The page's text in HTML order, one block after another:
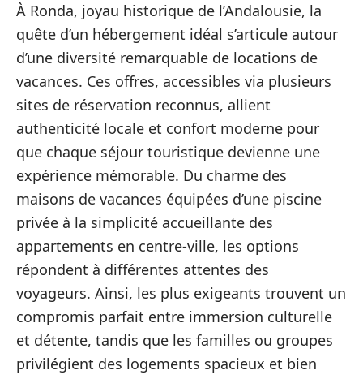
À Ronda, joyau historique de l’Andalousie, la
quête d’un hébergement idéal s’articule autour
d’une diversité remarquable de locations de
vacances. Ces offres, accessibles via plusieurs
sites de réservation reconnus, allient
authenticité locale et confort moderne pour
que chaque séjour touristique devienne une
expérience mémorable. Du charme des
maisons de vacances équipées d’une piscine
privée à la simplicité accueillante des
appartements en centre-ville, les options
répondent à différentes attentes des
voyageurs. Ainsi, les plus exigeants trouvent un
compromis parfait entre immersion culturelle
et détente, tandis que les familles ou groupes
privilégient des logements spacieux et bien